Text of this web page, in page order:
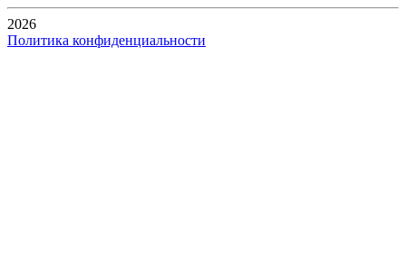
2026
Политика конфиденциальности